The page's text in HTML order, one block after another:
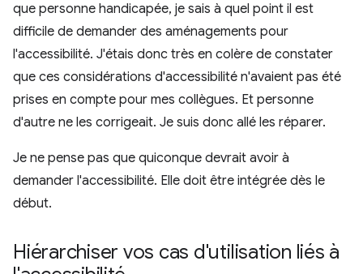
que personne handicapée, je sais à quel point il est
difficile de demander des aménagements pour
l'accessibilité. J'étais donc très en colère de constater
que ces considérations d'accessibilité n'avaient pas été
prises en compte pour mes collègues. Et personne
d'autre ne les corrigeait. Je suis donc allé les réparer.
Je ne pense pas que quiconque devrait avoir à
demander l'accessibilité. Elle doit être intégrée dès le
début.
Hiérarchiser vos cas d'utilisation liés à